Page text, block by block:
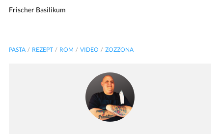
Frischer Basilikum
PASTA REZEPT ROM VIDEO ZOZZONA